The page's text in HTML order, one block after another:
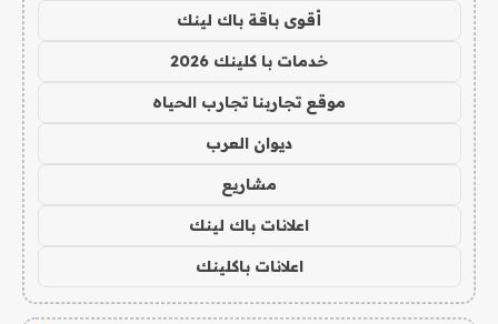
أقوى باقة باك لينك
خدمات با كلينك 2026
موقع تجاربنا تجارب الحياه
ديوان العرب
مشاريع
اعلانات باك لينك
اعلانات باكلينك